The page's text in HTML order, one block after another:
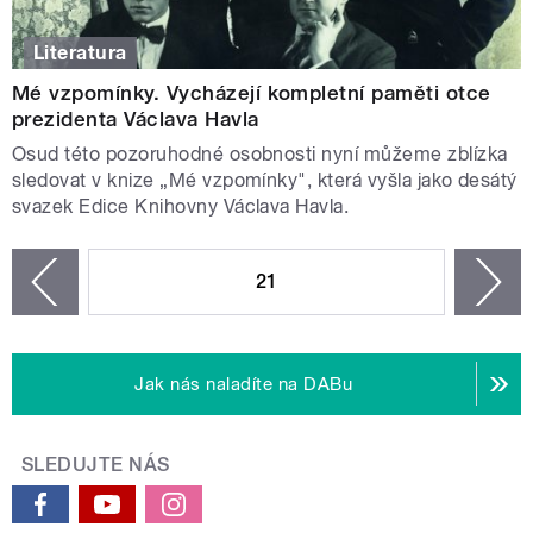
Literatura
Mé vzpomínky. Vycházejí kompletní paměti otce
prezidenta Václava Havla
Osud této pozoruhodné osobnosti nyní můžeme zblízka
sledovat v knize „Mé vzpomínky", která vyšla jako desátý
svazek Edice Knihovny Václava Havla.
21
Jak nás naladíte na DABu
SLEDUJTE NÁS